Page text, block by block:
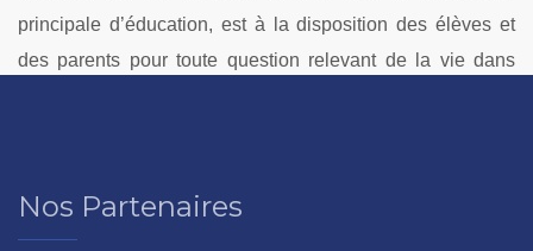
principale d’éducation, est à la disposition des élèves et
des parents pour toute question relevant de la vie dans
Nos Partenaires